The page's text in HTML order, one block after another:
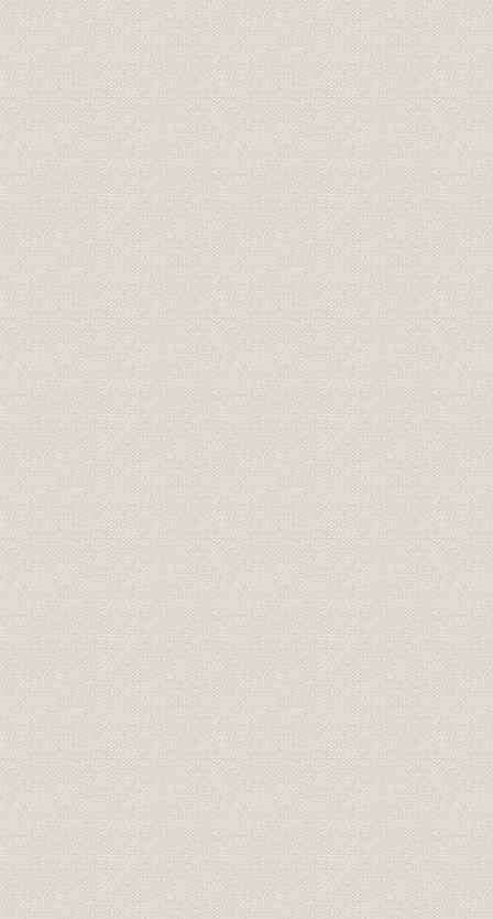
定款 原始定款 明治40年
定款 現行定款 昭和59年6
組織 会社変遷図 明治40年
経営者 歴代会長・社長
役員 現役員 昭和62年
役員 役員在任期間一覧 昭和62年3
役員 従業員数の推移
財務・業績 資本金・株主数の推移
財務・業績 貸借対照表
明治41年5
年3月31日
財務・業績 損益および利益処分計算書
1期(明治
年5月31日
1日~昭和
株式 大株主の推移
明治40年
月31日